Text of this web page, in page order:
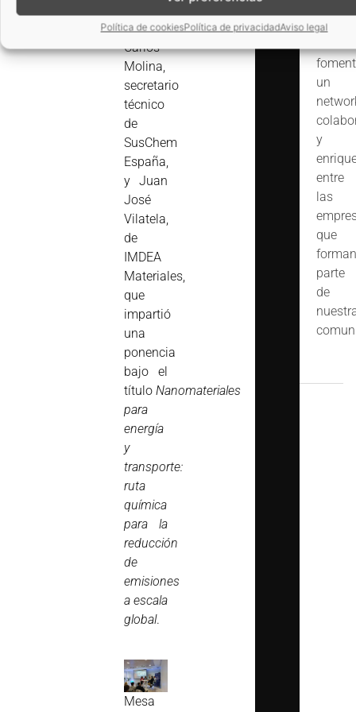
Política de cookiesPolítica de privacidadAviso legal
AINIA,
Carlos
Molina,
secretario
técnico
de
SusChem
España,
y Juan
José
Vilatela,
de
IMDEA
Materiales,
que
impartió
una
ponencia
bajo el
título Nanomateriales
para
energía
y
transporte:
ruta
química
para la
reducción
de
emisiones
a escala
global.
Mesa
un
y
entre
las
que
forman
parte
de